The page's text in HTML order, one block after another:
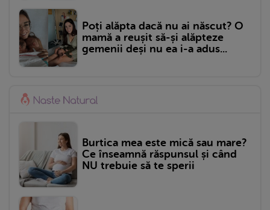
Poți alăpta dacă nu ai născut? O
mamă a reușit să-și alăpteze
gemenii deși nu ea i-a adus...
Burtica mea este mică sau mare?
Ce înseamnă răspunsul și când
NU trebuie să te sperii